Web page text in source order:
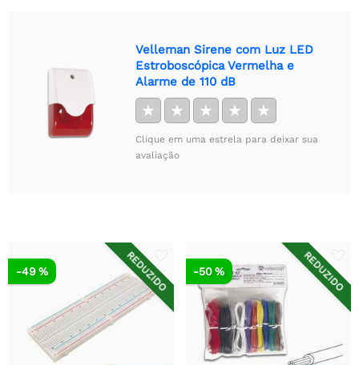
Velleman Sirene com Luz LED
Estroboscópica Vermelha e
Alarme de 110 dB
★ ★ ★ ★ ★
Clique em uma estrela para deixar sua
avaliação
REDUZIDO
-49 % REDUZIDO
-50 %